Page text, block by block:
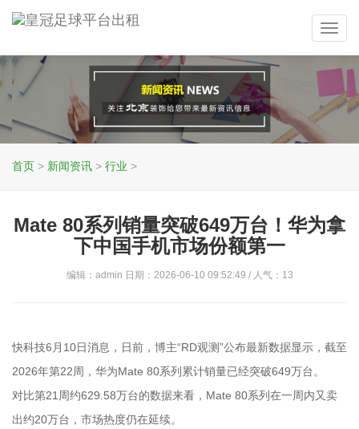
首页 > 新闻资讯 > 行业 >
Mate 80系列销量突破649万台！华为拿
下中国手机市场份额第一
编辑：admin 日期：2026-06-10 09:52:49 / 人气： 13
快科技6月10日消息，日前，博主“RD观测”公布最新数据显示，截至
2026年第22周，华为Mate 80系列累计销量已经突破649万台。
对比第21周约629.58万台的数据来看，Mate 80系列在一周内又卖
出约20万台，市场热度仍在延续。